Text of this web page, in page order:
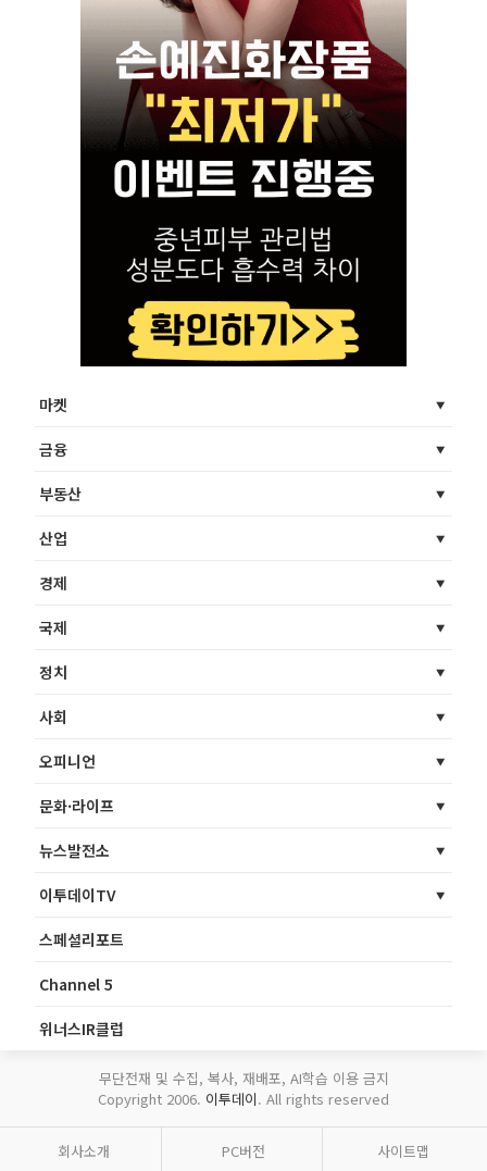
마켓
금융
부동산
산업
경제
국제
정치
사회
오피니언
문화·라이프
뉴스발전소
이투데이TV
스페셜리포트
Channel 5
위너스IR클럽
무단전재 및 수집, 복사, 재배포, AI학습 이용 금지
Copyright 2006. 이투데이. All rights reserved
회사소개 PC버전 사이트맵